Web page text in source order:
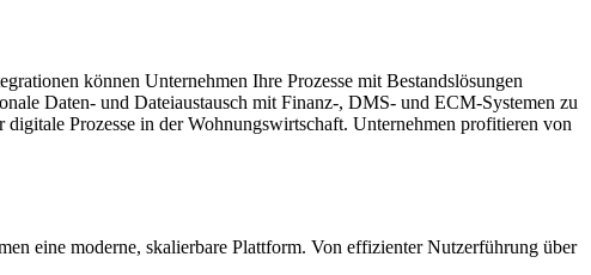
können Unternehmen Ihre Prozesse mit Bestandslösungen
Daten- und Dateiaustausch mit Finanz-, DMS- und ECM-Systemen zu
Prozesse in der Wohnungswirtschaft. Unternehmen profitieren von
eine moderne, skalierbare Plattform. Von effizienter Nutzerführung über